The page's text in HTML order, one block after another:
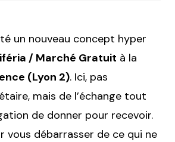
un nouveau concept hyper
/ Marché Gratuit à la
(Lyon 2). Ici, pas
mais de l’échange tout
de donner pour recevoir.
vous débarrasser de ce qui ne